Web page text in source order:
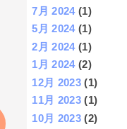
7月 2024(1)
5月 2024(1)
2月 2024(1)
1月 2024(2)
12月 2023 (1)
11月 2023 (1)
10月 2023 (2)